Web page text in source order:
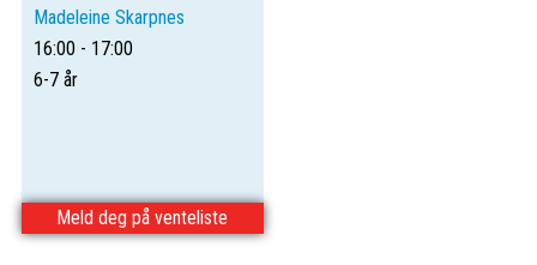
Madeleine Skarpnes
16:00 - 17:00
6-7 år
Meld deg på venteliste